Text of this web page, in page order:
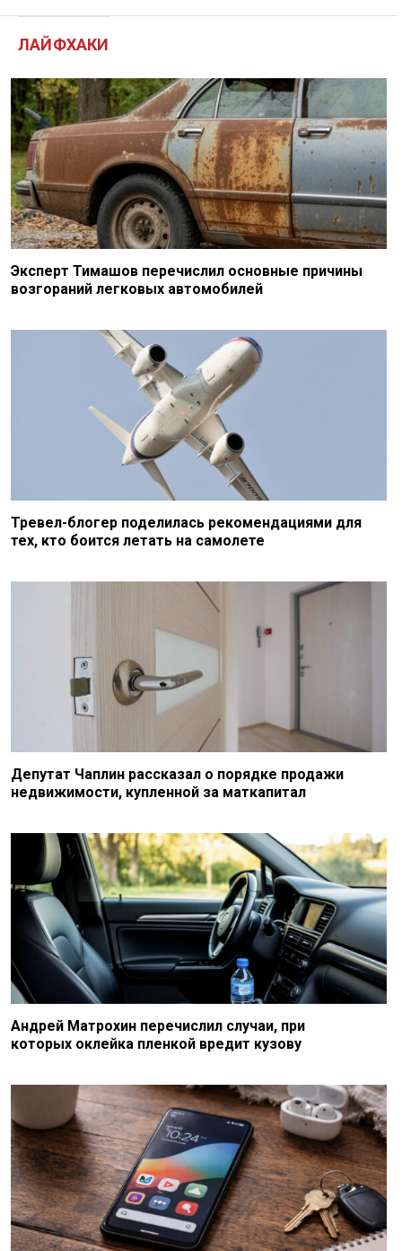
ЛАЙФХАКИ
Эксперт Тимашов перечислил основные причины
возгораний легковых автомобилей
Тревел-блогер поделилась рекомендациями для
тех, кто боится летать на самолете
Депутат Чаплин рассказал о порядке продажи
недвижимости, купленной за маткапитал
Андрей Матрохин перечислил случаи, при
которых оклейка пленкой вредит кузову